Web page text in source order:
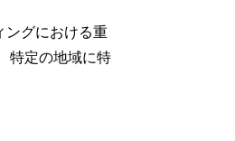
ングにおける重
特定の地域に特